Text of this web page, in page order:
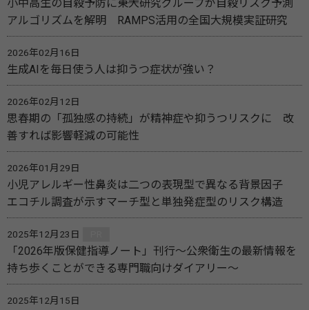
小中高生の自殺予防に――東大研究グループが自殺リスク予測
アルゴリズムを解明 RAMPS活用の全国大規模実証研究
2026年02月16日
生成AIを毎日使う人は抑うつ症状が強い？
2026年02月12日
思春期の「孤独感の持続」が精神症や抑うつリスクに 改
善すれば影響軽減の可能性
2026年01月29日
小児アレルギー性鼻炎は二つの表現型で異なる背景因子
エコチル調査が示すマーチ型と単独発症型のリスク構造
2025年12月23日
「2026年版保健指導ノート」刊行～公衆衛生の最新情報を
持ち歩くことができる専門職向けダイアリー～
2025年12月15日